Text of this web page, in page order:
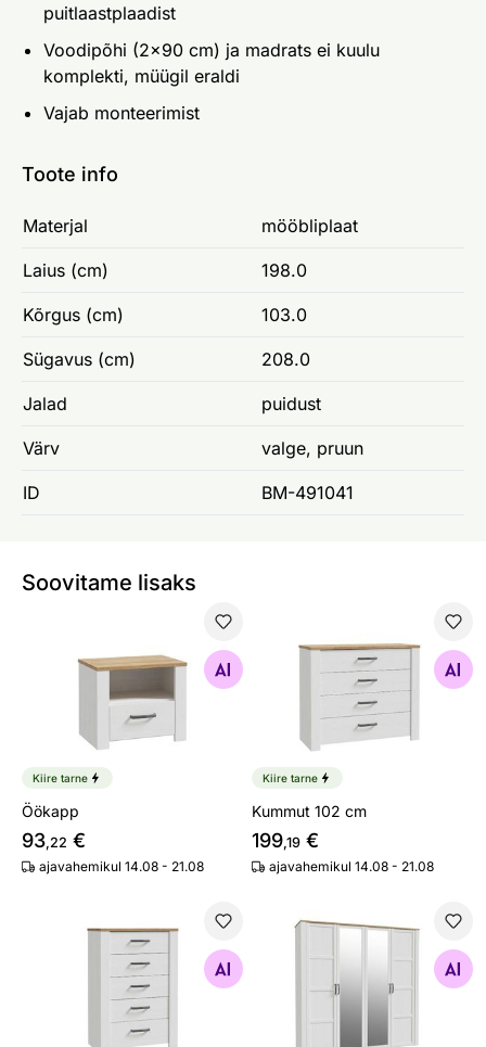
puitlaastplaadist
Voodipõhi (2x90 cm) ja madrats ei kuulu
komplekti, müügil eraldi
Vajab monteerimist
Toote info
Materjal mööbliplaat
Laius (cm) 198.0
Kõrgus (cm) 103.0
Sügavus (cm) 208.0
Jalad puidust
Värv valge, pruun
ID BM-491041
Soovitame lisaks
Otsi sarnaseid
Kiire tarne
Öökapp
93,22 €
ajavahemikul 14.08 - 21.08
Kummut 102 cm
Otsi sarnaseid
Kiire tarne
Kummut 102 cm
199,19 €
ajavahemikul 14.08 - 21.08
Kummut 72 cm
Otsi sarnaseid